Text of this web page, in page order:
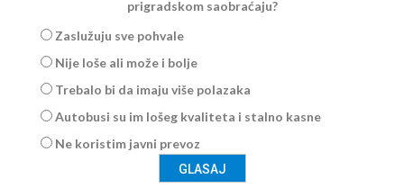
prigradskom saobraćaju?
Zaslužuju sve pohvale
Nije loše ali može i bolje
Trebalo bi da imaju više polazaka
Autobusi su im lošeg kvaliteta i stalno kasne
Ne koristim javni prevoz